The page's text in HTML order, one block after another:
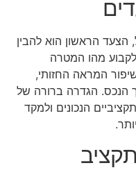
הצעד הראשון הוא להבין
מהו המטרה
המראה החזותי,
הגדרה ברורה של
הנכונים ולמקד